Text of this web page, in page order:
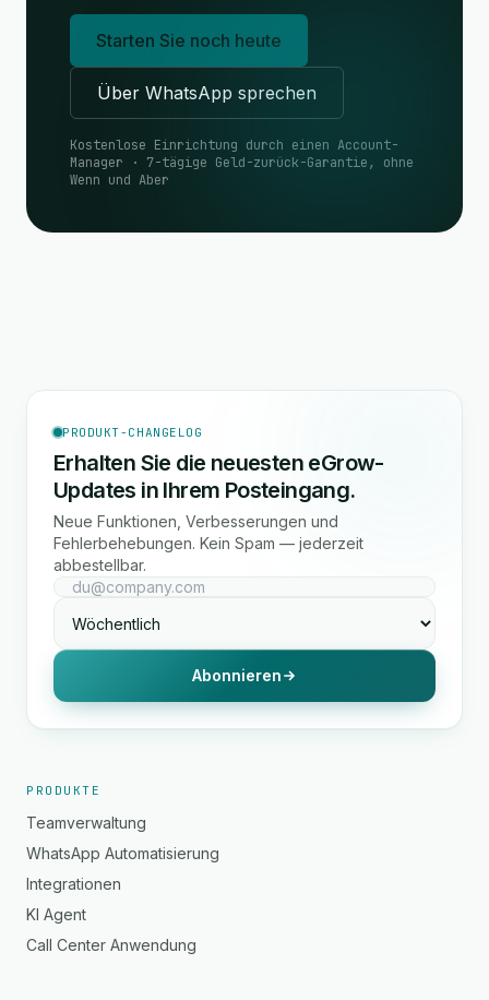
Starten Sie noch heute
Über WhatsApp sprechen
Kostenlose Einrichtung durch einen Account-
Manager · 7-tägige Geld-zurück-Garantie, ohne
Wenn und Aber
PRODUKT-CHANGELOG
Erhalten Sie die neuesten eGrow-
Updates in Ihrem Posteingang.
Neue Funktionen, Verbesserungen und
Fehlerbehebungen. Kein Spam — jederzeit
abbestellbar.
Abonnieren
PRODUKTE
Teamverwaltung
WhatsApp Automatisierung
Integrationen
KI Agent
Call Center Anwendung